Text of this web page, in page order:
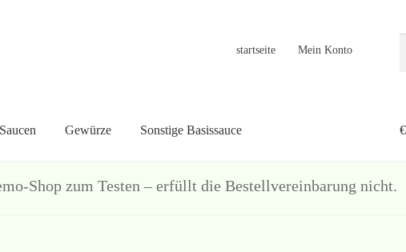
startseite Mein Konto
Saucen Gewürze Sonstige Basissauce
Warenkorb Welcome Widerrufsformular 关于 联系
€
Shop zum Testen – erfüllt die Bestellvereinbarung nicht.